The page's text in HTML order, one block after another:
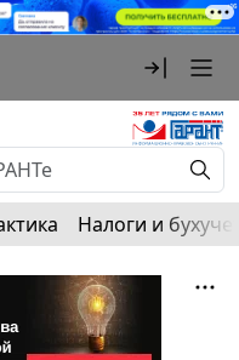
Налоги и